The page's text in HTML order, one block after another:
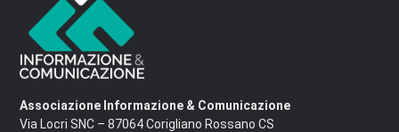
Associazione Informazione & Comunicazione
Via Locri SNC – 87064 Corigliano Rossano CS